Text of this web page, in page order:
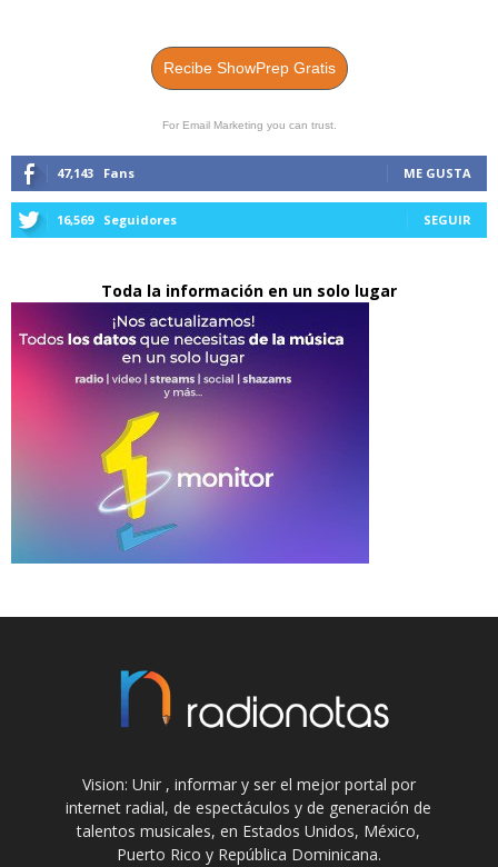
Recibe ShowPrep Gratis
For Email Marketing you can trust.
47,143 Fans ME GUSTA
16,569 Seguidores SEGUIR
Toda la información en un solo lugar
Vision: Unir , informar y ser el mejor portal por
internet radial, de espectáculos y de generación de
talentos musicales, en Estados Unidos, México,
Puerto Rico y República Dominicana.